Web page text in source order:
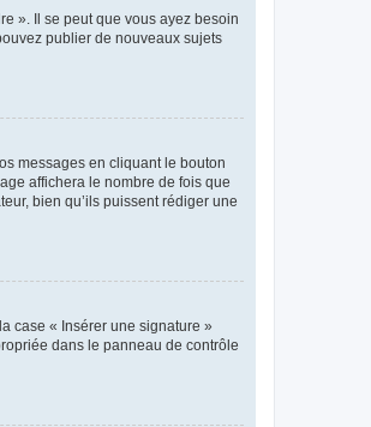
». Il se peut que vous ayez besoin
publier de nouveaux sujets
messages en cliquant le bouton
affichera le nombre de fois que
bien qu’ils puissent rédiger une
case « Insérer une signature »
dans le panneau de contrôle